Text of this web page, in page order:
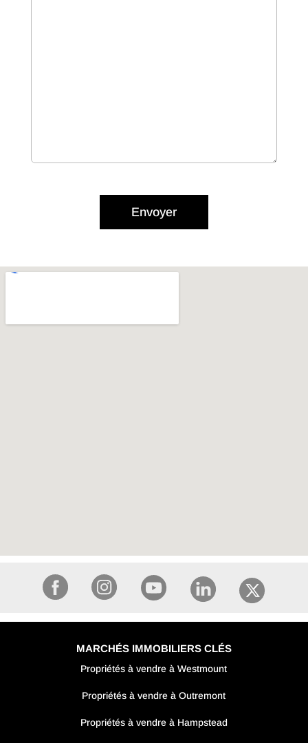
Envoyer
MARCHÉS IMMOBILIERS CLÉS
Propriétés à vendre à Westmount
Propriétés à vendre à Outremont
Propriétés à vendre à Hampstead